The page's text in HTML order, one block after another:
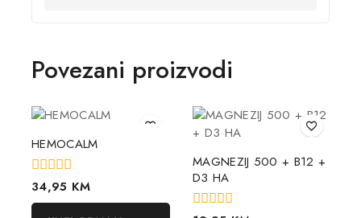
Povezani proizvodi
HEMOCALM
0
out
of
34,95 KM
MAGNEZIJ 500 + B12 +
D3 HA